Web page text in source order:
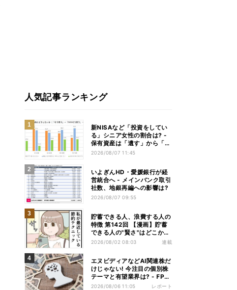
人気記事ランキング
新NISAなど「投資をしてい
る」シニア女性の割合は? -
保有資産は「遺す」から「使
い切る」へ価値観がシフトか
2026/08/07 11:45
いよぎんHD・愛媛銀行が経
営統合へ - メインバンク取引
社数、地銀再編への影響は?
2026/08/07 09:55
貯蓄できる人、浪費する人の
特徴 第142回 【漫画】貯蓄
できる人の"賢さ"はどこか
ら? スーパーでの意外な習慣
2026/08/02 08:03 連載
エヌビディアなどAI関連株だ
けじゃない! 今注目の個別株
テーマと有望業界は? - FP解
説
2026/08/06 11:05 レポート